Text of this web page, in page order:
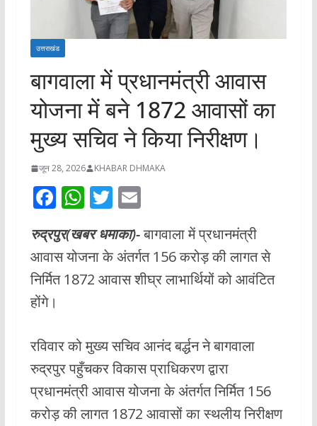
उत्तराखंड
बागवाला में प्रधानमंत्री आवास
योजना में बने 1872 आवासों का
मुख्य सचिव ने किया निरीक्षण।
जून 28, 2026 KHABAR DHMAKA
F
e
b
o
W
at
s
A
T
itt
er
E
ai
l
रुद्रपुर(खबर धमाका)-बागवाला में प्रधानमंत्री
आवास योजना के अंतर्गत 156 करोड़ की लागत से
निर्मित 1872 आवास शीघ्र लाभार्थियों को आवंटित
होंगे।
रविवार को मुख्य सचिव आनंद बर्द्धन ने बागवाला
रुद्रपुर पहुँचकर विकास प्राधिकरण द्वारा
प्रधानमंत्री आवास योजना के अंतर्गत निर्मित 156
करोड़ की लागत 1872 आवासों का स्थलीय निरीक्षण